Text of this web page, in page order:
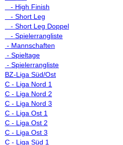
- High Finish
- Short Leg
- Short Leg Doppel
- Spielerrangliste
- Mannschaften
- Spieltage
- Spielerrangliste
BZ-Liga Süd/Ost
C - Liga Nord 1
C - Liga Nord 2
C - Liga Nord 3
C - Liga Ost 1
C - Liga Ost 2
C - Liga Ost 3
C - Liga Süd 1